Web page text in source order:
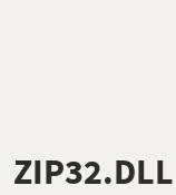
ZIP32.DLL